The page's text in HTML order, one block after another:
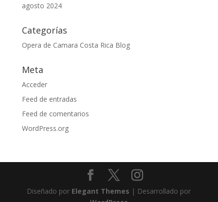
agosto 2024
Categorías
Opera de Camara Costa Rica Blog
Meta
Acceder
Feed de entradas
Feed de comentarios
WordPress.org
Diseñado por Elegant Themes | Desarrollado por